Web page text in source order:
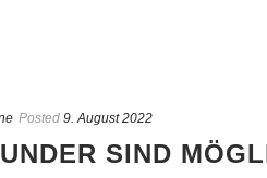
Posted 9. August 2022
SIND